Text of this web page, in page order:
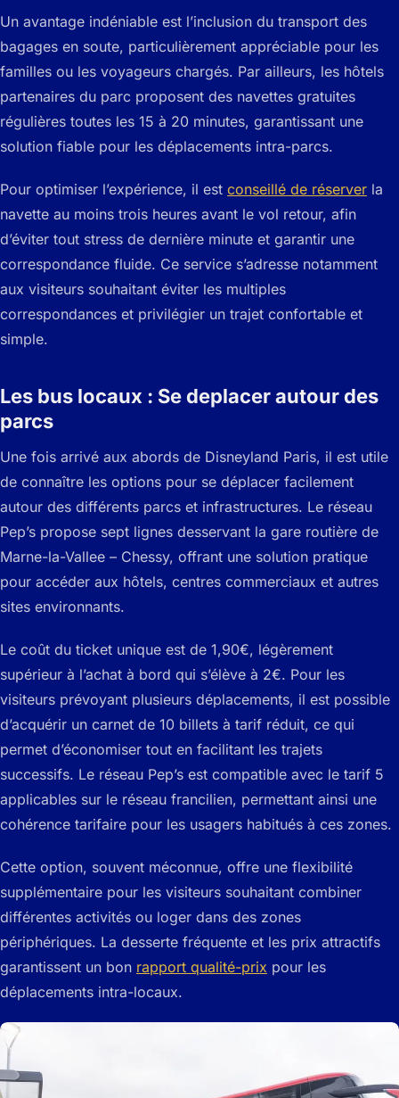
Un avantage indéniable est l’inclusion du transport des
bagages en soute, particulièrement appréciable pour les
familles ou les voyageurs chargés. Par ailleurs, les hôtels
partenaires du parc proposent des navettes gratuites
régulières toutes les 15 à 20 minutes, garantissant une
solution fiable pour les déplacements intra-parcs.
Pour optimiser l’expérience, il est conseillé de réserver la
navette au moins trois heures avant le vol retour, afin
d’éviter tout stress de dernière minute et garantir une
correspondance fluide. Ce service s’adresse notamment
aux visiteurs souhaitant éviter les multiples
correspondances et privilégier un trajet confortable et
simple.
Les bus locaux : Se deplacer autour des
parcs
Une fois arrivé aux abords de Disneyland Paris, il est utile
de connaître les options pour se déplacer facilement
autour des différents parcs et infrastructures. Le réseau
Pep’s propose sept lignes desservant la gare routière de
Marne-la-Vallee – Chessy, offrant une solution pratique
pour accéder aux hôtels, centres commerciaux et autres
sites environnants.
Le coût du ticket unique est de 1,90€, légèrement
supérieur à l’achat à bord qui s’élève à 2€. Pour les
visiteurs prévoyant plusieurs déplacements, il est possible
d’acquérir un carnet de 10 billets à tarif réduit, ce qui
permet d’économiser tout en facilitant les trajets
successifs. Le réseau Pep’s est compatible avec le tarif 5
applicables sur le réseau francilien, permettant ainsi une
cohérence tarifaire pour les usagers habitués à ces zones.
Cette option, souvent méconnue, offre une flexibilité
supplémentaire pour les visiteurs souhaitant combiner
différentes activités ou loger dans des zones
périphériques. La desserte fréquente et les prix attractifs
garantissent un bon rapport qualité-prix pour les
déplacements intra-locaux.